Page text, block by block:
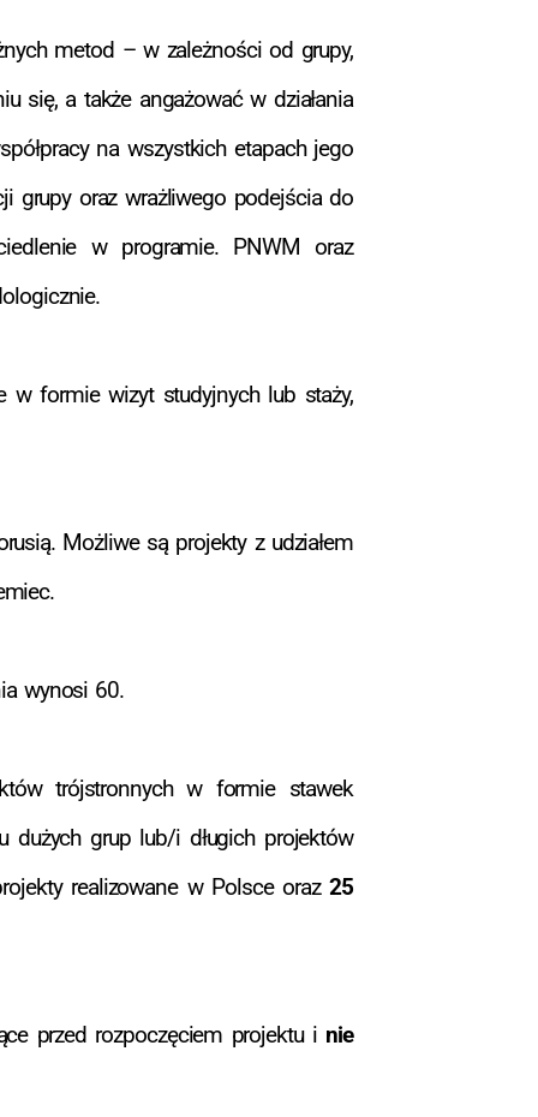
metod – w zależności od grupy,
się, a także angażować w działania
na wszystkich etapach jego
grupy oraz wrażliwego podejścia do
w programie. PNWM oraz
w formie wizyt studyjnych lub staży,
Możliwe są projekty z udziałem
wynosi 60.
trójstronnych w formie stawek
grup lub/i długich projektów
realizowane w Polsce oraz25
przed rozpoczęciem projektu i nie